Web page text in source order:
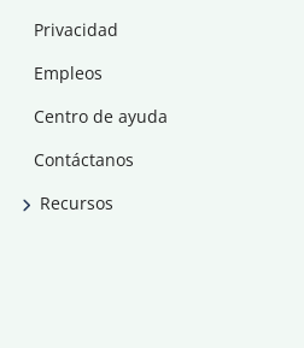
Privacidad
Empleos
Centro de ayuda
Contáctanos
Recursos